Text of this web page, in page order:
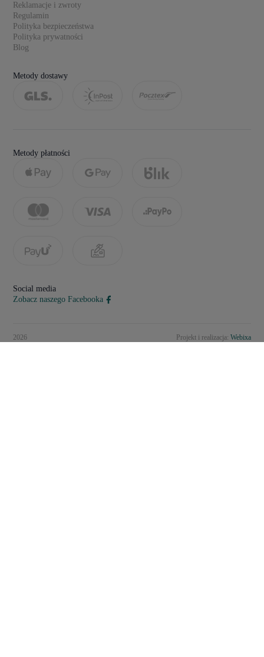
Reklamacje i zwroty
Regulamin
Polityka bezpieczeństwa
Polityka prywatności
Blog
Metody dostawy
Metody płatności
Social media
Zobacz naszego Facebooka
2026 Projekt i realizacja: Webixa